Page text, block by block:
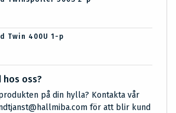
Twin 400U 1-p
hos oss?
på din hylla? Kontakta vår
för att blir kund